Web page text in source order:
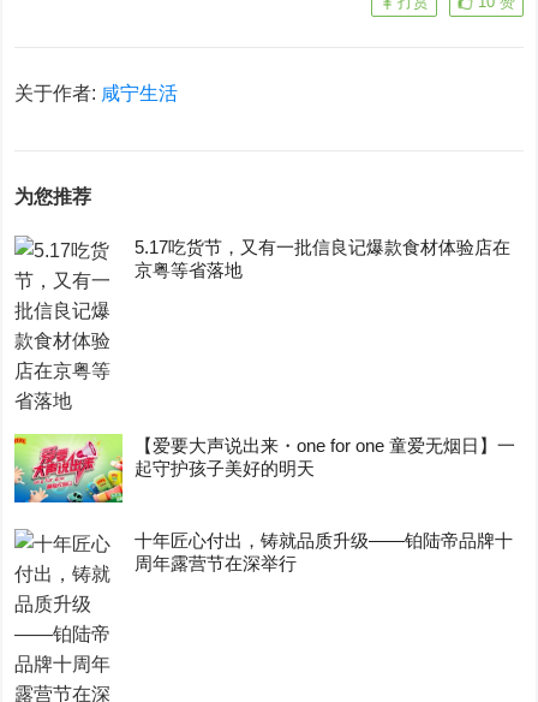
关于作者: 咸宁生活
为您推荐
5.17吃货节，又有一批信良记爆款食材体验店在
京粤等省落地
【爱要大声说出来・one for one 童爱无烟日】一
起守护孩子美好的明天
十年匠心付出，铸就品质升级——铂陆帝品牌十
周年露营节在深举行